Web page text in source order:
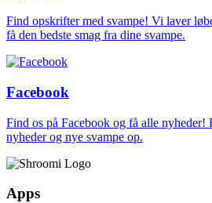
Find opskrifter med svampe! Vi laver
få den bedste smag fra dine svampe.
Facebook
Find os på Facebook og få alle
nyheder og nye svampe op.
Apps